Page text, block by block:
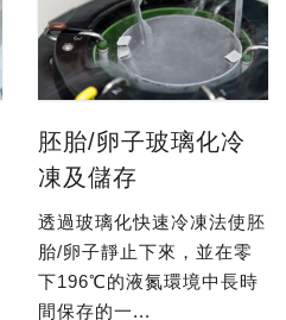
胚胎/卵子玻璃化冷
凍及儲存
透過玻璃化快速冷凍法使胚
胎/卵子靜止下來，並在零
下196℃的液氮環境中長時
間保存的一...